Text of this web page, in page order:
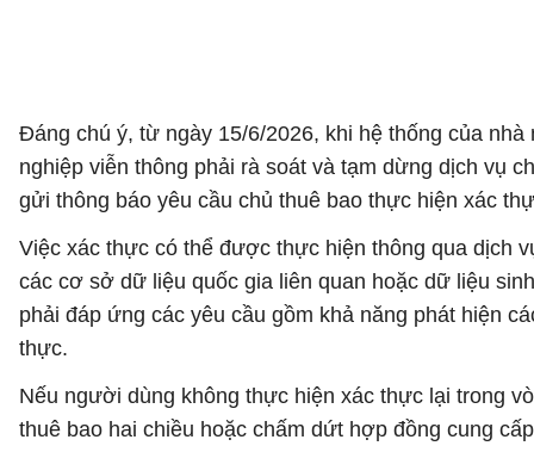
Đáng chú ý, từ ngày 15/6/2026, khi hệ thống của
nghiệp viễn thông phải rà soát và tạm dừng dịch vụ
gửi thông báo yêu cầu chủ thuê bao thực hiện xác
Việc xác thực có thể được thực hiện thông qua dịch
các cơ sở dữ liệu quốc gia liên quan hoặc dữ liệu
phải đáp ứng các yêu cầu gồm khả năng phát hiện
thực.
Nếu người dùng không thực hiện xác thực lại trong
thuê bao hai chiều hoặc chấm dứt hợp đồng cung